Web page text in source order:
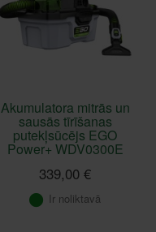
Akumulatora mitrās un
sausās tīrīšanas
putekļsūcējs EGO
Power+ WDV0300E
339,00 €
Ir noliktavā